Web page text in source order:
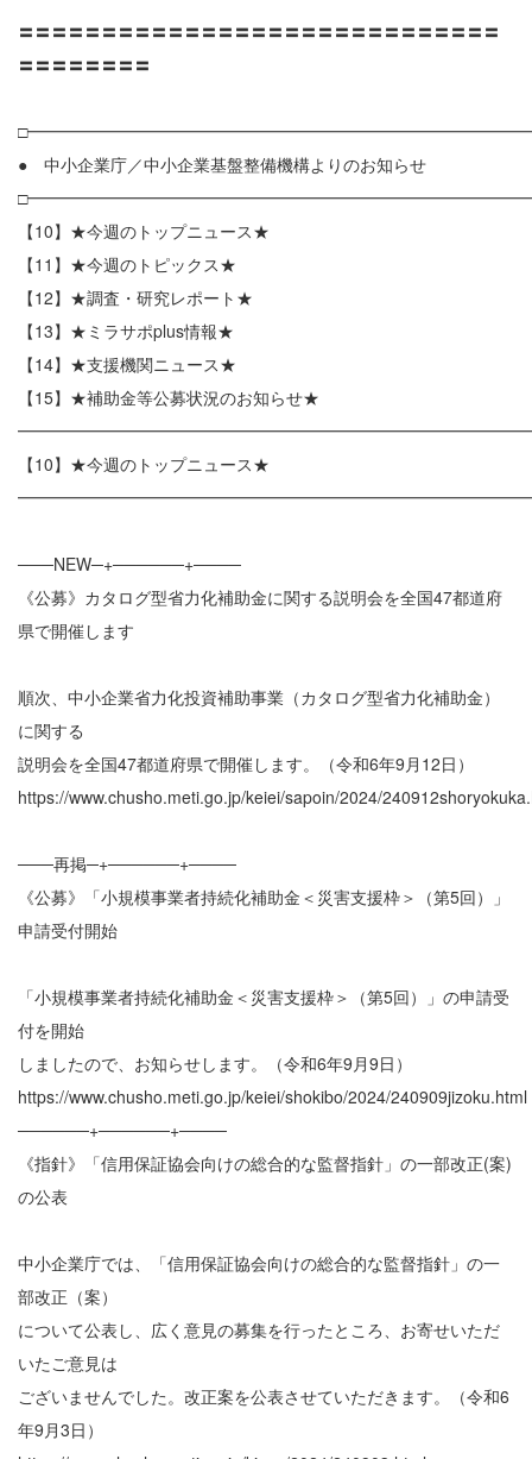
〓〓〓〓〓〓〓〓〓〓〓〓〓〓〓〓〓〓〓〓〓〓〓〓〓〓〓〓〓
〓〓〓〓〓〓〓〓
● 中小企業庁／中小企業基盤整備機構よりのお知らせ
【10】★今週のトップニュース★
【11】★今週のトピックス★
【12】★調査・研究レポート★
【13】★ミラサポplus情報★
【14】★支援機関ニュース★
【15】★補助金等公募状況のお知らせ★
【10】★今週のトップニュース★
───NEW─+──────+────
《公募》カタログ型省力化補助金に関する説明会を全国47都道府
県で開催します
順次、中小企業省力化投資補助事業（カタログ型省力化補助金）
に関する
説明会を全国47都道府県で開催します。（令和6年9月12日）
https://www.chusho.meti.go.jp/keiei/sapoin/2024/
───再掲─+──────+────
《公募》「小規模事業者持続化補助金＜災害支援枠＞（第5回）」
申請受付開始
「小規模事業者持続化補助金＜災害支援枠＞（第5回）」の申請受
付を開始
しましたので、お知らせします。（令和6年9月9日）
https://www.chusho.meti.go.jp/keiei/shokibo/2024/240909jizoku.html
──────+──────+────
《指針》「信用保証協会向けの総合的な監督指針」の一部改正(案)
の公表
中小企業庁では、「信用保証協会向けの総合的な監督指針」の一
部改正（案）
について公表し、広く意見の募集を行ったところ、お寄せいただ
いたご意見は
ございませんでした。改正案を公表させていただきます。（令和6
年9月3日）